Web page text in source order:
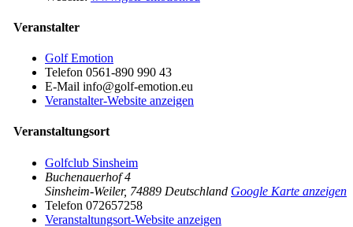
Veranstalter
Golf Emotion
Telefon 0561-890 990 43
E-Mail info@golf-emotion.eu
Veranstalter-Website anzeigen
Veranstaltungsort
Golfclub Sinsheim
Buchenauerhof 4
Sinsheim-Weiler, 74889 Deutschland Google Karte anzeigen
Telefon 072657258
Veranstaltungsort-Website anzeigen